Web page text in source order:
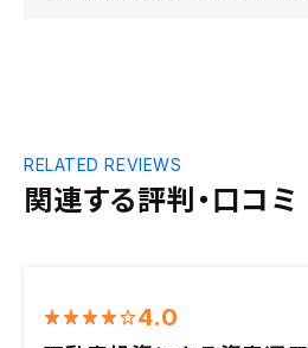
関連する評判・口コミ
RELATED REVIEWS
4.0